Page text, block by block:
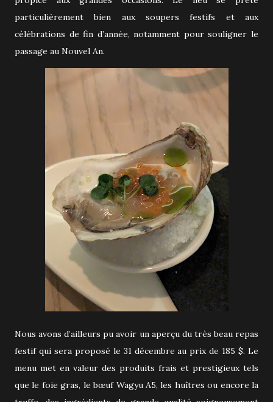
particulièrement bien aux soupers festifs et aux
célébrations de fin d’année, notamment pour souligner le
passage au Nouvel An.
Nous avons d’ailleurs pu avoir un aperçu du très beau repas
festif qui sera proposé le 31 décembre au prix de 185 $. Le
menu met en valeur des produits frais et prestigieux tels
que le foie gras, le bœuf Wagyu A5, les huîtres ou encore la